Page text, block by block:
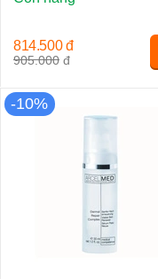
905.000 đ
814.500 đ
-10%